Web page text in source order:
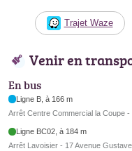
Trajet Waze
Venir en
En bus
Ligne B, à 166 m
Arrêt Centre Commercial la Coupe
Ligne BC02, à 184 m
Arrêt Lavoisier - 17 Avenue Gustave